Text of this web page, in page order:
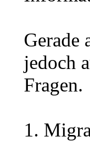
Gerade
jedoch
Fragen.
1.